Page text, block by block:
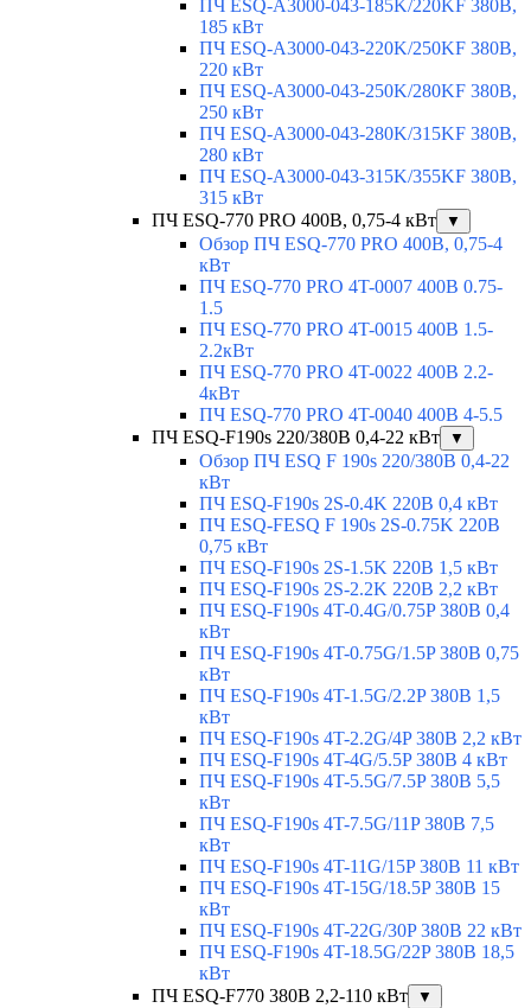
ПЧ ESQ-A3000-043-185K/220KF 380В,
185 кВт
ПЧ ESQ-A3000-043-220K/250KF 380В,
220 кВт
ПЧ ESQ-A3000-043-250K/280KF 380В,
250 кВт
ПЧ ESQ-A3000-043-280K/315KF 380В,
280 кВт
ПЧ ESQ-A3000-043-315K/355KF 380В,
315 кВт
ПЧ ESQ-770 PRO 400В, 0,75-4 кВт
▼
Обзор ПЧ ESQ-770 PRO 400В, 0,75-4
кВт
ПЧ ESQ-770 PRO 4T-0007 400В 0.75-
1.5
ПЧ ESQ-770 PRO 4T-0015 400В 1.5-
2.2кВт
ПЧ ESQ-770 PRO 4T-0022 400В 2.2-
4кВт
ПЧ ESQ-770 PRO 4T-0040 400В 4-5.5
ПЧ ESQ-F190s 220/380В 0,4-22 кВт
▼
Обзор ПЧ ESQ F 190s 220/380В 0,4-22
кВт
ПЧ ESQ-F190s 2S-0.4K 220В 0,4 кВт
ПЧ ESQ-FESQ F 190s 2S-0.75K 220В
0,75 кВт
ПЧ ESQ-F190s 2S-1.5K 220В 1,5 кВт
ПЧ ESQ-F190s 2S-2.2K 220В 2,2 кВт
ПЧ ESQ-F190s 4T-0.4G/0.75P 380В 0,4
кВт
ПЧ ESQ-F190s 4T-0.75G/1.5P 380В 0,75
кВт
ПЧ ESQ-F190s 4T-1.5G/2.2P 380В 1,5
кВт
ПЧ ESQ-F190s 4T-2.2G/4P 380В 2,2 кВт
ПЧ ESQ-F190s 4T-4G/5.5P 380В 4 кВт
ПЧ ESQ-F190s 4T-5.5G/7.5P 380В 5,5
кВт
ПЧ ESQ-F190s 4T-7.5G/11P 380В 7,5
кВт
ПЧ ESQ-F190s 4T-11G/15P 380В 11 кВт
ПЧ ESQ-F190s 4T-15G/18.5P 380В 15
кВт
ПЧ ESQ-F190s 4T-22G/30P 380В 22 кВт
ПЧ ESQ-F190s 4T-18.5G/22P 380В 18,5
кВт
ПЧ ESQ-F770 380В 2,2-110 кВт
▼